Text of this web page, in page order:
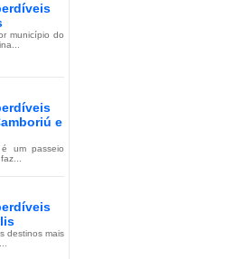
município do
e
é um passeio
destinos mais